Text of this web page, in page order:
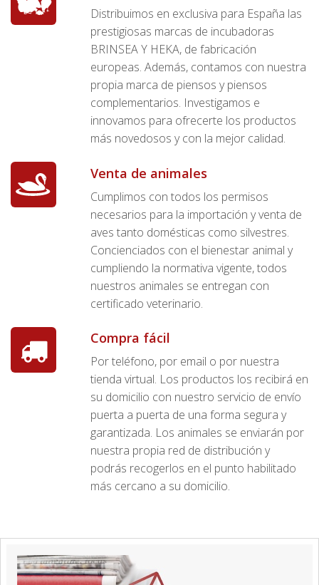
Distribuimos en exclusiva para España las
prestigiosas marcas de incubadoras
BRINSEA Y HEKA, de fabricación
europeas. Además, contamos con nuestra
propia marca de piensos y piensos
complementarios. Investigamos e
innovamos para ofrecerte los productos
más novedosos y con la mejor calidad.
Venta de animales
Cumplimos con todos los permisos
necesarios para la importación y venta de
aves tanto domésticas como silvestres.
Concienciados con el bienestar animal y
cumpliendo la normativa vigente, todos
nuestros animales se entregan con
certificado veterinario.
Compra fácil
Por teléfono, por email o por nuestra
tienda virtual. Los productos los recibirá en
su domicilio con nuestro servicio de envío
puerta a puerta de una forma segura y
garantizada. Los animales se enviarán por
nuestra propia red de distribución y
podrás recogerlos en el punto habilitado
más cercano a su domicilio.